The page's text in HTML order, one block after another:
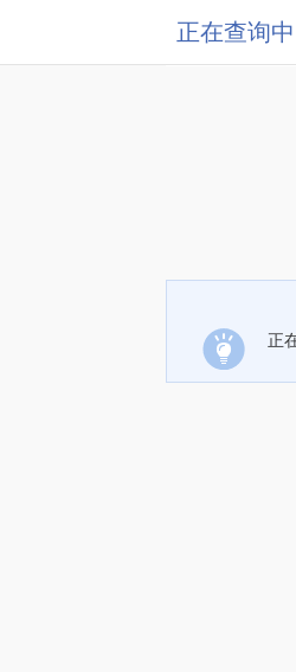
正在查询中
正